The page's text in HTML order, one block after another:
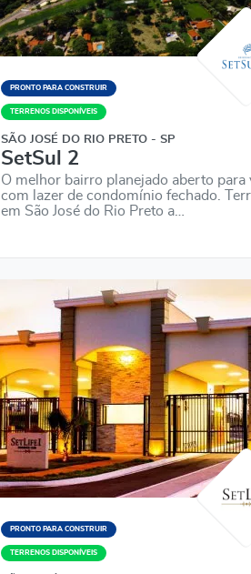
PRONTO PARA CONSTRUIR
TERRENOS DISPONÍVEIS
SÃO JOSÉ DO RIO PRETO - SP
SetSul 2
O melhor bairro planejado aberto para
com lazer de condomínio fechado.
em São José do Rio Preto a…
PRONTO PARA CONSTRUIR
TERRENOS DISPONÍVEIS